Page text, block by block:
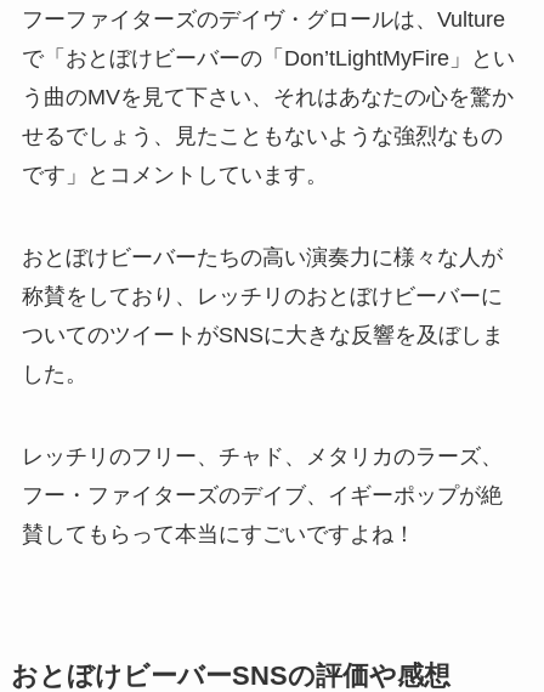
フーファイターズのデイヴ・グロールは、Vulture
で「おとぼけビーバーの「Don’tLightMyFire」とい
う曲のMVを見て下さい、それはあなたの心を驚か
せるでしょう、見たこともないような強烈なもの
です」とコメントしています。
おとぼけビーバーたちの高い演奏力に様々な人が
称賛をしており、レッチリのおとぼけビーバーに
ついてのツイートがSNSに大きな反響を及ぼしま
した。
レッチリのフリー、チャド、メタリカのラーズ、
フー・ファイターズのデイブ、イギーポップが絶
賛してもらって本当にすごいですよね！
おとぼけビーバーSNSの評価や感想